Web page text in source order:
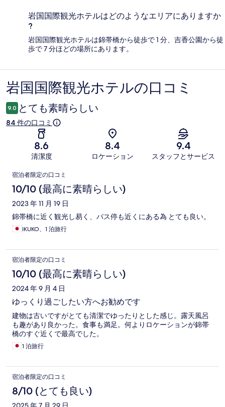
岩国国際観光ホテルはどのようなエリアにありますか
?
岩国国際観光ホテルは錦帯橋から徒歩で 1 分、吉香公園から徒
歩で 7 分ほどの場所にあります。
口
コ
ミ
岩国国際観光ホテルの口コミ
9.0 とても素晴らしい
84 件の口コミ
8.6
清潔度
8.4
ロケーション
9.4
スタッフとサービス
口
コ
ミ
宿泊者限定の口コミ
10/10 (最高に素晴らしい)
2023 年 11 月 19 日
錦帯橋に近く観光し易く、バス停も近くにある為 とても良い。
IKUKO、1 泊旅行
宿泊者限定の口コミ
10/10 (最高に素晴らしい)
2024 年 9 月 4 日
ゆっくり過ごしたい方へお勧めです
建物は古いですがとても清潔でゆったりとした感じ。露天風呂
も趣があり良かった。食事も満足。何よりロケーションが錦帯
橋のすぐ近くで最高でした。
1 泊旅行
宿泊者限定の口コミ
8/10 (とても良い)